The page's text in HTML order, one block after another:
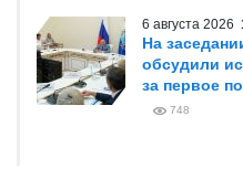
6 августа 2026
На
обсудили
за первое
748